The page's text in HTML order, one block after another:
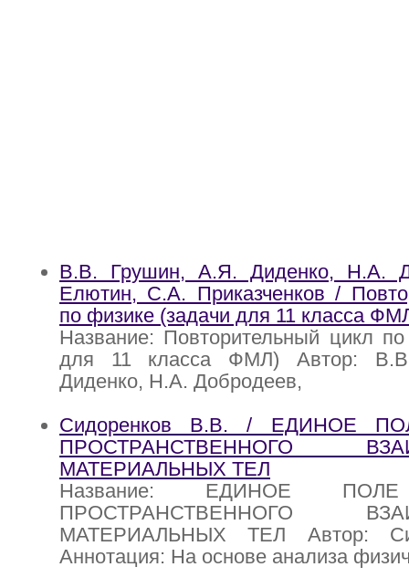
В.В. Грушин, А.Я. Диденко, Н.А.
Елютин, С.А. Приказченков /
по физике (задачи для 11 класса
Название: Повторительный цикл
для 11 класса ФМЛ) Автор:
Диденко, Н.А. Добродеев,
Сидоренков В.В. / ЕДИНОЕ
ПРОСТРАНСТВЕННОГО
МАТЕРИАЛЬНЫХ ТЕЛ
Название: ЕДИНОЕ
ПРОСТРАНСТВЕННОГО
МАТЕРИАЛЬНЫХ ТЕЛ Автор:
Аннотация: На основе анализа